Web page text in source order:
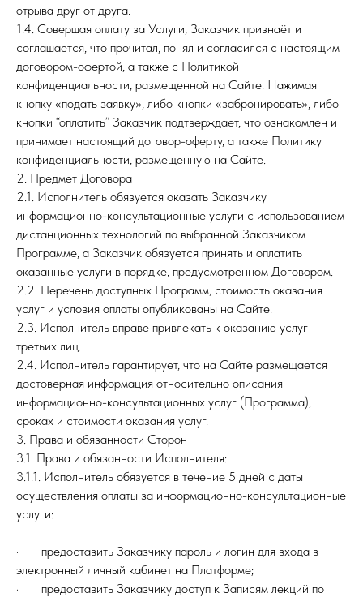
отрыва друг от друга.
1.4. Совершая оплату за Услуги, Заказчик признаёт и
соглашается, что прочитал, понял и согласился с настоящим
договором-офертой, а также с Политикой
конфиденциальности, размещенной на Сайте. Нажимая
кнопку «подать заявку», либо кнопки «забронировать», либо
кнопки “оплатить” Заказчик подтверждает, что ознакомлен и
принимает настоящий договор-оферту, а также Политику
конфиденциальности, размещенную на Сайте.
2. Предмет Договора
2.1. Исполнитель обязуется оказать Заказчику
информационно-консультационные услуги с использованием
дистанционных технологий по выбранной Заказчиком
Программе, а Заказчик обязуется принять и оплатить
оказанные услуги в порядке, предусмотренном Договором.
2.2. Перечень доступных Программ, стоимость оказания
услуг и условия оплаты опубликованы на Сайте.
2.3. Исполнитель вправе привлекать к оказанию услуг
третьих лиц.
2.4. Исполнитель гарантирует, что на Сайте размещается
достоверная информация относительно описания
информационно-консультационных услуг (Программа),
сроках и стоимости оказания услуг.
3. Права и обязанности Сторон
3.1. Права и обязанности Исполнителя:
3.1.1. Исполнитель обязуется в течение 5 дней с даты
осуществления оплаты за информационно-консультационные
услуги:
· предоставить Заказчику пароль и логин для входа в
электронный личный кабинет на Платформе;
· предоставить Заказчику доступ к Записям лекций по